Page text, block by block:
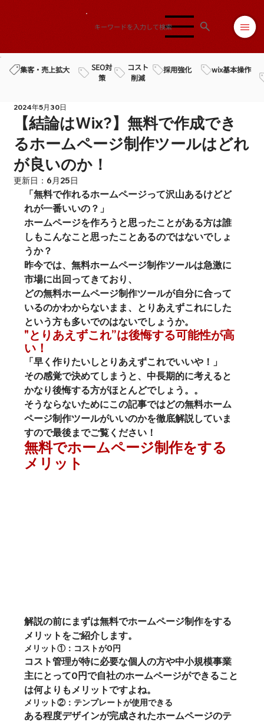
集客・売上拡大
SEO対
策
コスト
削減
採用強化 wix基本操作
【結論はWix?】無料で作成でき
るホームページ制作ツールはどれ
が良いのか！
2024年5月30日
更新日： 6月25日
「無料で作れるホームページって沢山あるけどど
れが一番いいの？」
ホームページを作ろうと思ったことがある方は誰
しもこんなこと思ったことあるのではないでしょ
うか？
昨今では、無料ホームページ制作ツールは急激に
市場に出回ってきており、
どの無料ホームページ制作ツールが自分に合って
いるのかわからないまま、とりあえずこれにした
という方も多いでのはないでしょうか。
"とりあえずこれ”は後悔する可能性が高
い！
「早く作りたいしとりあえずこれでいいや！」
その感覚で決めてしまうと、中長期的に考えると
かなり後悔する方がほとんどでしょう。。
そうならないためにこの記事ではどの無料ホーム
ページ制作ツールがいいのかを徹底解説していま
すので最後までご覧ください！
無料でホームページ制作をする
メリット
解説の前にまずは無料でホームページ制作をする
メリットをご紹介します。
メリット①：コストが0円
コスト管理が特に必要な個人の方や中小規模事業
主にとって0円で自社のホームページができること
は何よりもメリットですよね。
メリット②：テンプレートが使用できる
ある程度デザインが完成されたホームページのテ